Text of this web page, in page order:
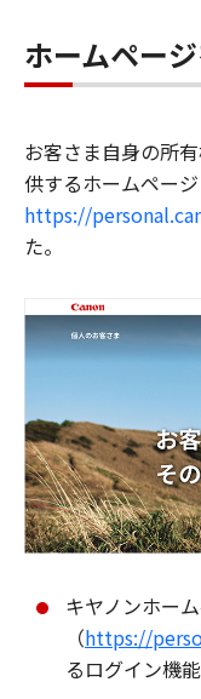
ホームペー
お客さま自身の所
供するホームペー
https://
た。
キヤノンホー
（https://
るログイン機